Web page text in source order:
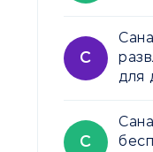
С
для
С